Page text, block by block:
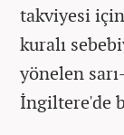
takviyesi için
kuralı
yönelen
İngiltere'de